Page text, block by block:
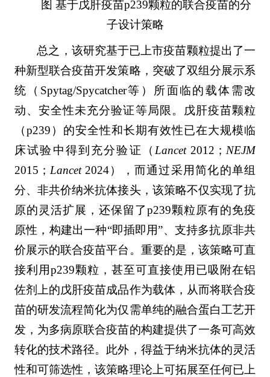
图 基于戊肝疫苗p239颗粒的联合疫苗的分
子设计策略
总之，该研究基于已上市疫苗颗粒提出了一
种新型联合疫苗开发策略，突破了双组分展示系
统（Spytag/Spycatcher等）所面临的载体需改
动、安全性未充分验证等局限。戊肝疫苗颗粒
（p239）的安全性和长期有效性已在大规模临
床试验中得到充分验证（ Lancet 2012； NEJM
2015； Lancet 2024），而通过采用简化的单组
分、非共价纳米抗体接头，该策略不仅实现了抗
原的灵活扩展，还保留了p239颗粒原有的免疫
原性，构建出一种“即插即用”、支持多抗原非共
价展示的联合疫苗平台。重要的是，该策略可直
接利用p239颗粒，甚至可直接使用已吸附在铝
佐剂上的戊肝疫苗成品作为载体，从而将联合疫
苗的研发流程简化为仅需单纯的融合蛋白工艺开
发，为多病原联合疫苗的构建提供了一条可高效
转化的技术路径。此外，得益于纳米抗体的灵活
性和可筛选性，该策略理论上可拓展至任何已上